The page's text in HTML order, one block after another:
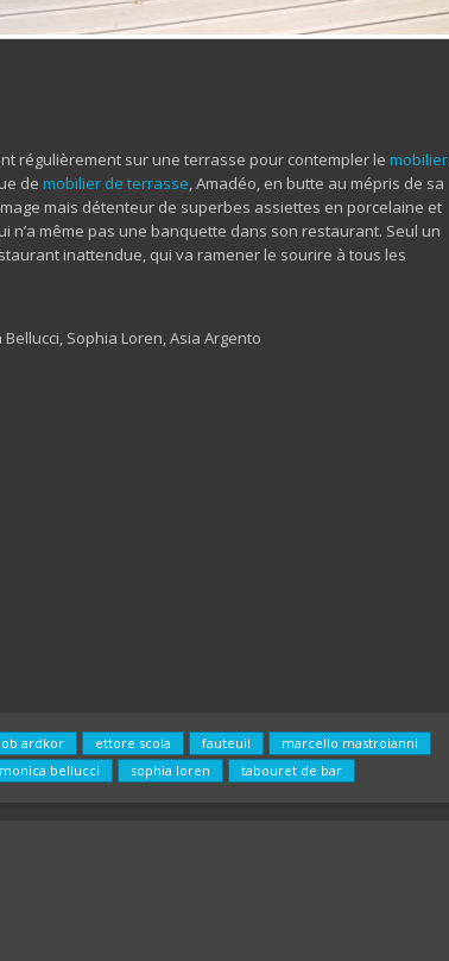
régulièrement sur une terrasse pour contempler le mobilier
de mobilier de terrasse, Amadéo, en butte au mépris de sa
mais détenteur de superbes assiettes en porcelaine et
même pas une banquette dans son restaurant. Seul un
inattendue, qui va ramener le sourire à tous les
Sophia Loren, Asia Argento
ardkor ettore scola fauteuil
marcello mastroianni
monica bellucci sophia loren tabouret de bar